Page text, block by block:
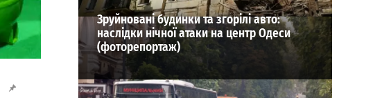
Зруйновані будинки та згорілі авто:
наслідки нічної атаки на центр Одеси
(фоторепортаж)